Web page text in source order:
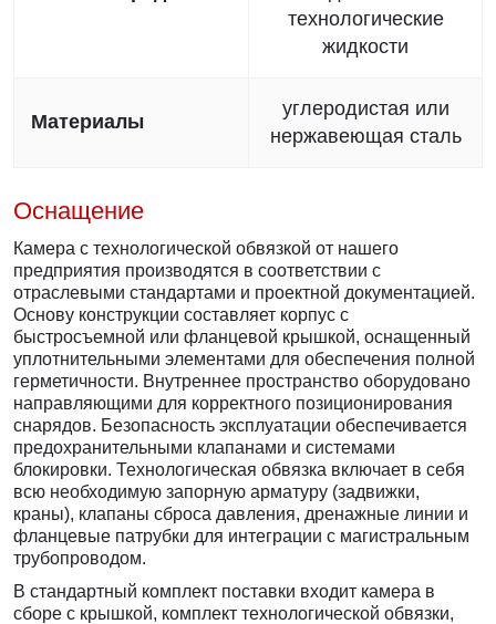
технологические
жидкости
Материалы
углеродистая или
нержавеющая сталь
Оснащение
Камера с технологической обвязкой от нашего
предприятия производятся в соответствии с
отраслевыми стандартами и проектной документацией.
Основу конструкции составляет корпус с
быстросъемной или фланцевой крышкой, оснащенный
уплотнительными элементами для обеспечения полной
герметичности. Внутреннее пространство оборудовано
направляющими для корректного позиционирования
снарядов. Безопасность эксплуатации обеспечивается
предохранительными клапанами и системами
блокировки. Технологическая обвязка включает в себя
всю необходимую запорную арматуру (задвижки,
краны), клапаны сброса давления, дренажные линии и
фланцевые патрубки для интеграции с магистральным
трубопроводом.
В стандартный комплект поставки входит камера в
сборе с крышкой, комплект технологической обвязки,